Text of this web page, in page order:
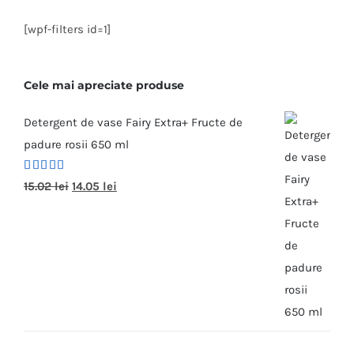
[wpf-filters id=1]
Cele mai apreciate produse
Detergent de vase Fairy Extra+ Fructe de
padure rosii 650 ml
Evaluat la
5.00din 5
15.02lei 14.05 lei